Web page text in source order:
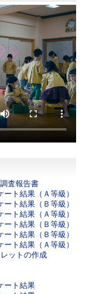
査報告書
ト結果（Ａ等級）
ト結果（Ｂ等級）
ト結果（Ａ等級）
ト結果（Ｂ等級）
ト結果（Ｂ等級）
ト結果（Ａ等級）
ットの作成
ート結果